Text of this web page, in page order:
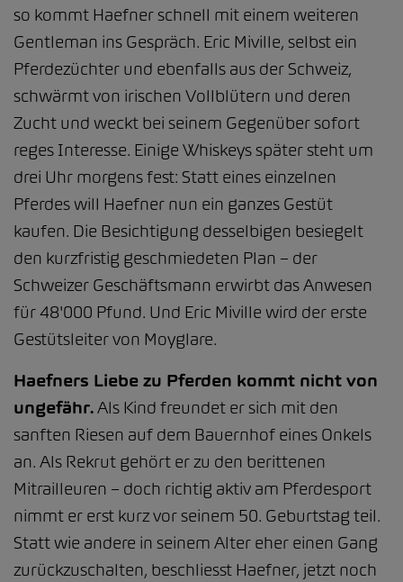
so kommt Haefner schnell mit einem weiteren
Gentleman ins Gespräch. Eric Miville, selbst ein
Pferdezüchter und ebenfalls aus der Schweiz,
schwärmt von irischen Vollblütern und deren
Zucht und weckt bei seinem Gegenüber sofort
reges Interesse. Einige Whiskeys später steht um
drei Uhr morgens fest: Statt eines einzelnen
Pferdes will Haefner nun ein ganzes Gestüt
kaufen. Die Besichtigung desselbigen besiegelt
den kurzfristig geschmiedeten Plan – der
Schweizer Geschäftsmann erwirbt das Anwesen
für 48'000 Pfund. Und Eric Miville wird der erste
Gestütsleiter von Moyglare.
Haefners Liebe zu Pferden kommt nicht von
ungefähr.Als Kind freundet er sich mit den
sanften Riesen auf dem Bauernhof eines Onkels
an. Als Rekrut gehört er zu den berittenen
Mitrailleuren – doch richtig aktiv am Pferdesport
nimmt er erst kurz vor seinem 50. Geburtstag teil.
Statt wie andere in seinem Alter eher einen Gang
zurückzuschalten, beschliesst Haefner, jetzt noch